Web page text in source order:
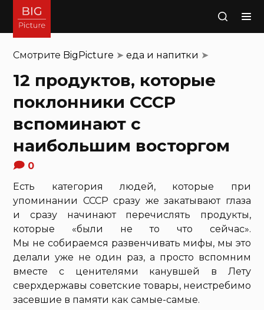
Поиск
Смотрите BigPicture ➤еда и напитки ➤
12 продуктов, которые
поклонники СССР
вспоминают с
наибольшим восторгом
0
Есть категория людей, которые при
упоминании СССР сразу же закатывают глаза
и сразу начинают перечислять продукты,
которые «были не то что сейчас».
Мы не собираемся развенчивать мифы, мы это
делали уже не один раз, а просто вспомним
вместе с ценителями канувшей в Лету
сверхдержавы советские товары, неистребимо
засевшие в памяти как самые-самые.